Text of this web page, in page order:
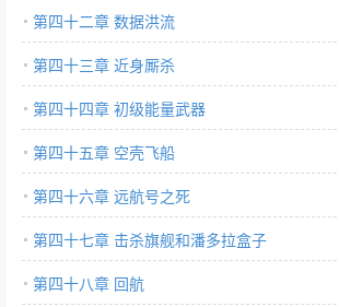
第四十二章 数据洪流
第四十三章 近身厮杀
第四十四章 初级能量武器
第四十五章 空壳飞船
第四十六章 远航号之死
第四十七章 击杀旗舰和潘多拉盒子
第四十八章 回航